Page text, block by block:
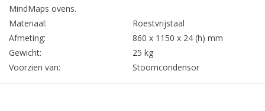
MindMaps ovens.
Materiaal:
Roestvrijstaal
Afmeting:
860 x 1150 x 24 (h) mm
Gewicht:
25 kg
Voorzien van:
Stoomcondensor